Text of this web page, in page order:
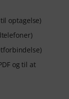
optagelse)
og til at